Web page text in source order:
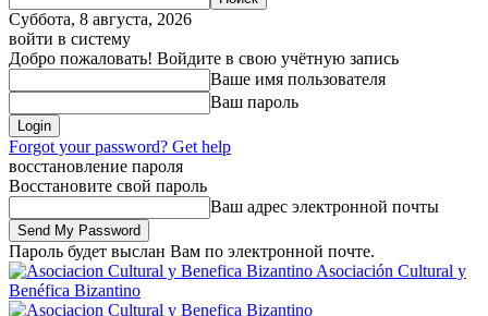
Суббота, 8 августа, 2026
войти в систему
Добро пожаловать! Войдите в свою учётную запись
Ваше имя пользователя
Ваш пароль
Forgot your password? Get help
восстановление пароля
Восстановите свой пароль
Ваш адрес электронной почты
Пароль будет выслан Вам по электронной почте.
Asociación Cultural y
Benéfica Bizantino